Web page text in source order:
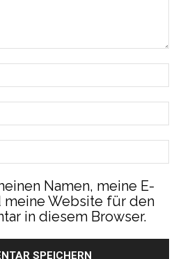
Namen, meine E-
meine Website für den
in diesem Browser.